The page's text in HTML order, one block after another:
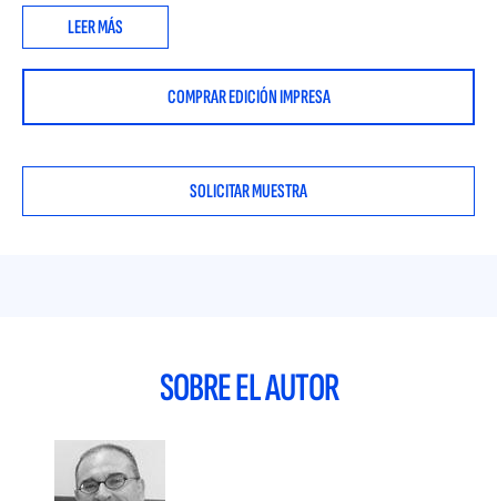
LEER MÁS
COMPRAR EDICIÓN IMPRESA
SOLICITAR MUESTRA
SOBRE EL AUTOR